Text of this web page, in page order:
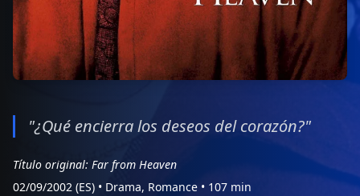
"¿Qué encierra los deseos del corazón?"
Título original: Far from Heaven
02/09/2002 (ES) • Drama, Romance • 107 min